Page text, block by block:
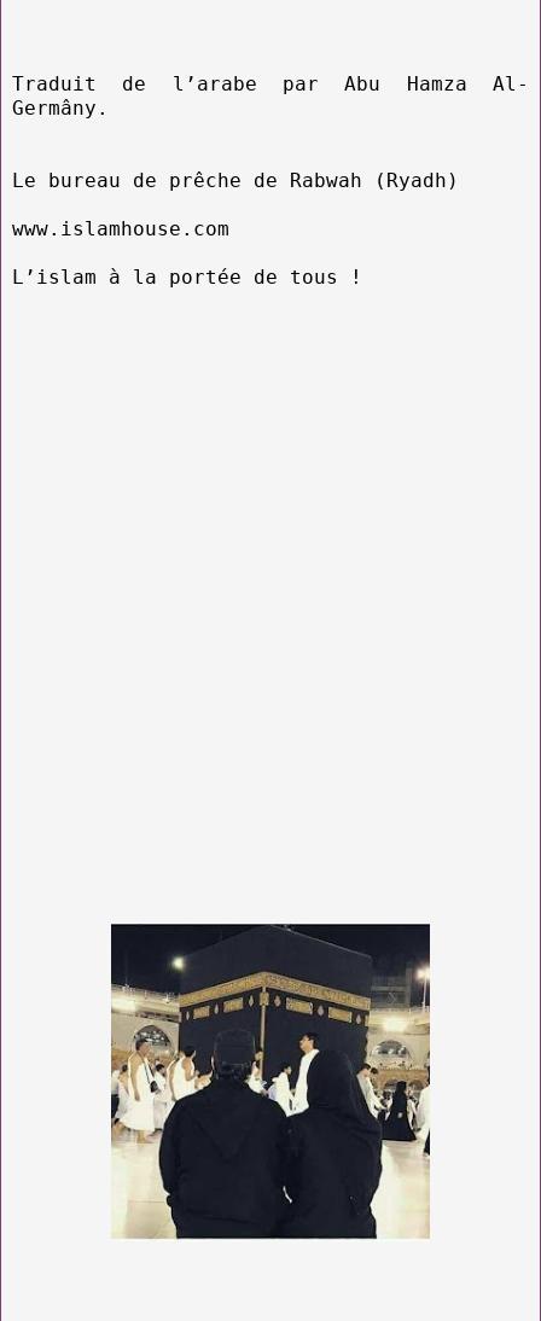
Traduit de l’arabe par Abu Hamza Al-
Germâny.
Le bureau de prêche de Rabwah (Ryadh)
www.islamhouse.com
L’islam à la portée de tous !